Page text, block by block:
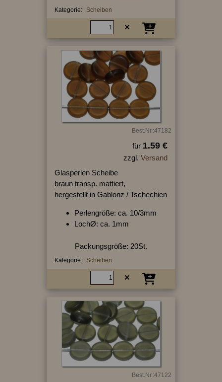
Kategorie: Scheiben
Best.Nr.:47182
für 1.59 €
zzgl. Versand
Glasperlen Scheibe
braun transp. mattiert,
hergestellt in Gablonz / Tschechien
Perlengröße: ca. 10/3mm
LochØ: ca. 1mm
Packungsgröße: 20St.
Kategorie: Scheiben
Best.Nr.:47122